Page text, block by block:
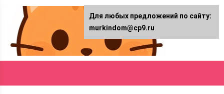
Для любых предложений по сайту:
murkindom@cp9.ru